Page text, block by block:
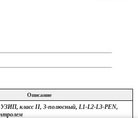
Описание
класс II, 3-полюсный, L1-L2-L3-PEN,